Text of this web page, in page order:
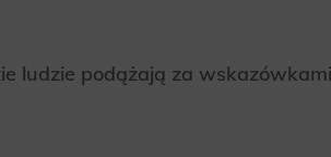
our website and to remember choices you make while using our
ludzie podążają za